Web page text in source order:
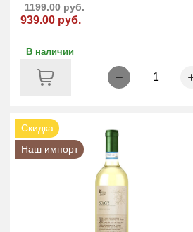
939.00 руб.
1199.00 руб.
В наличии
1
Скидка
Наш импорт